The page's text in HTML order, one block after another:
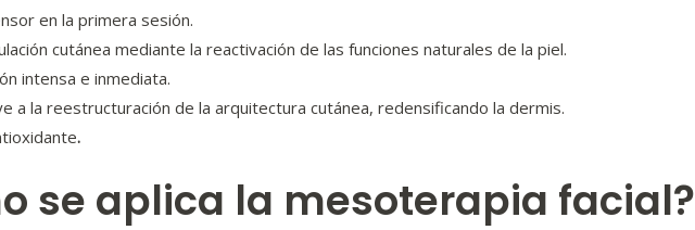
en la primera sesión.
cutánea mediante la reactivación de las funciones naturales de la piel.
intensa e inmediata.
a la reestructuración de la arquitectura cutánea, redensificando la dermis.
.
se aplica la mesoterapia facial?